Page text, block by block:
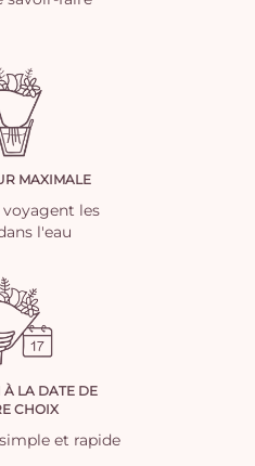
MAXIMALE
les
l'eau
À LA DATE DE
CHOIX
et rapide